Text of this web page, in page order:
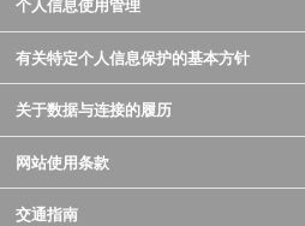
个人信息使用管理
有关特定个人信息保护的基本方针
关于数据与连接的履历
网站使用条款
交通指南